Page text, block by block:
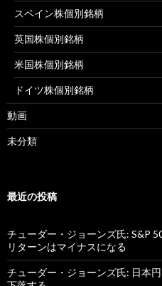
スペイン株個別銘柄
英国株個別銘柄
米国株個別銘柄
ドイツ株個別銘柄
動画
未分類
最近の投稿
チューダー・ジョーンズ氏: S&P
リターンはマイナスになる
チューダー・ジョーンズ氏: 日本